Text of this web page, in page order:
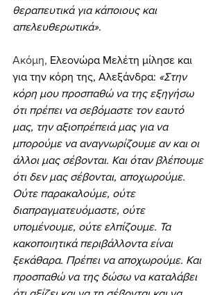
θεραπευτικά για κάποιους και
απελευθερωτικά».
Ακόμη, Ελεονώρα Μελέτη μίλησε και
για την κόρη της, Αλεξάνδρα: «Στην
κόρη μου προσπαθώ να της εξηγήσω
ότι πρέπει να σεβόμαστε τον εαυτό
μας, την αξιοπρέπειά μας για να
μπορούμε να αναγνωρίζουμε αν και οι
άλλοι μας σέβονται. Και όταν βλέπουμε
ότι δεν μας σέβονται, αποχωρούμε.
Ούτε παρακαλούμε, ούτε
διαπραγματευόμαστε, ούτε
υπομένουμε, ούτε ελπίζουμε. Τα
κακοποιητικά περιβάλλοντα είναι
ξεκάθαρα. Πρέπει να αποχωρούμε. Και
προσπαθώ να της δώσω να καταλάβει